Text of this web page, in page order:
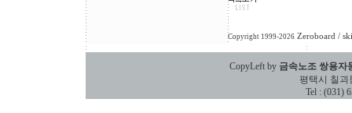
Copyright 1999-2026 Zeroboard /
CopyLeft by 금속노조 쌍용자
평택시 칠괴동
Tel : (031)